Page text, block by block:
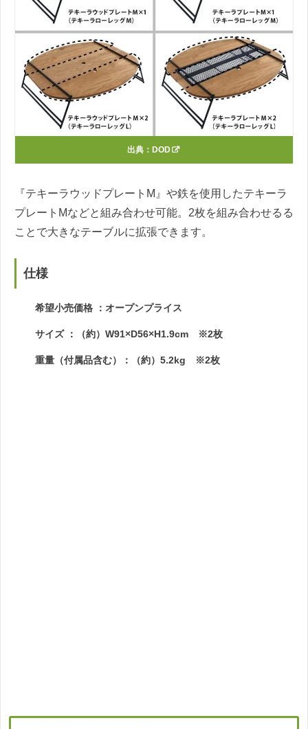
出典： DOD
『テキーラウッドプレートM』や鉄を使用したテキーラ
プレートMなどと組み合わせ可能。2枚を組み合わせるる
ことで大きなテーブルに拡張できます。
仕様
希望小売価格 ：オープンプライス
サイズ ：（約）W91×D56×H1.9cm ※2枚
重量（付属品含む）：（約）5.2kg ※2枚